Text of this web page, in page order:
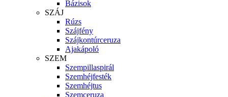
Bázisok
SZÁJ
Rúzs
Szájfény
Szájkontúrceruza
Ajakápoló
SZEM
Szempillaspirál
Szemhéjfesték
Szemhéjtus
Szemceruza